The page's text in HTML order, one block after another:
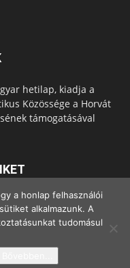
hetilap, kiadja a
Közössége a Horvát
támogatásával
fenntartva.
a honlap felhasználói
alkalmazunk. A
tudomásul